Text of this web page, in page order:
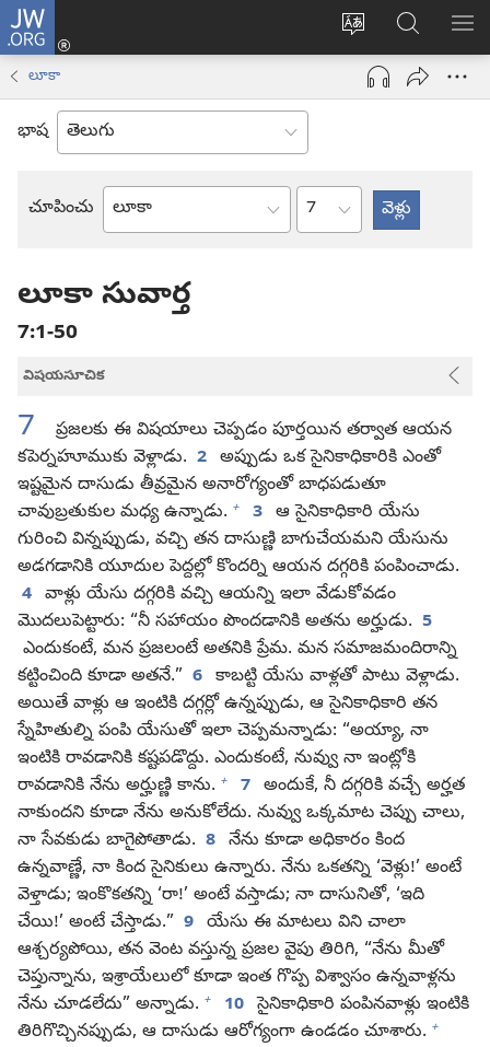
JW.ORG
సైట్
భాష
మార్చండి
లాగిన్
(కొత్త
ఓపెన్‌
JW.ORGలో
వెదకండి
లూకా
భాష
చూపించు
బైబిలు
అధ్యాయం
లూకా సువార్త
7:1-50
విషయసూచిక
7
ప్రజలకు ఈ విషయాలు చెప్పడం పూర్తయిన తర్వాత ఆయన
కపెర్నహూముకు వెళ్లాడు. 2 అప్పుడు ఒక సైనికాధికారికి ఎంతో
ఇష్టమైన దాసుడు తీవ్రమైన అనారోగ్యంతో బాధపడుతూ
చావుబ్రతుకుల మధ్య ఉన్నాడు. + 3 ఆ సైనికాధికారి యేసు
గురించి విన్నప్పుడు, వచ్చి తన దాసుణ్ణి బాగుచేయమని యేసును
అడగడానికి యూదుల పెద్దల్లో కొందర్ని ఆయన దగ్గరికి పంపించాడు.
4 వాళ్లు యేసు దగ్గరికి వచ్చి ఆయన్ని ఇలా వేడుకోవడం
మొదలుపెట్టారు: “నీ సహాయం పొందడానికి అతను అర్హుడు. 5
ఎందుకంటే, మన ప్రజలంటే అతనికి ప్రేమ. మన సమాజమందిరాన్ని
కట్టించింది కూడా అతనే.” 6 కాబట్టి యేసు వాళ్లతో పాటు వెళ్లాడు.
అయితే వాళ్లు ఆ ఇంటికి దగ్గర్లో ఉన్నప్పుడు, ఆ సైనికాధికారి తన
స్నేహితుల్ని పంపి యేసుతో ఇలా చెప్పమన్నాడు: “అయ్యా, నా
ఇంటికి రావడానికి కష్టపడొద్దు. ఎందుకంటే, నువ్వు నా ఇంట్లోకి
రావడానికి నేను అర్హుణ్ణి కాను. + 7 అందుకే, నీ దగ్గరికి వచ్చే అర్హత
నాకుందని కూడా నేను అనుకోలేదు. నువ్వు ఒక్కమాట చెప్పు చాలు,
నా సేవకుడు బాగైపోతాడు. 8 నేను కూడా అధికారం కింద
ఉన్నవాణ్ణే, నా కింద సైనికులు ఉన్నారు. నేను ఒకతన్ని ‘వెళ్లు!’ అంటే
వెళ్తాడు; ఇంకొకతన్ని ‘రా!’ అంటే వస్తాడు; నా దాసునితో, ‘ఇది
చేయి!’ అంటే చేస్తాడు.” 9 యేసు ఈ మాటలు విని చాలా
ఆశ్చర్యపోయి, తన వెంట వస్తున్న ప్రజల వైపు తిరిగి, “నేను మీతో
చెప్తున్నాను, ఇశ్రాయేలులో కూడా ఇంత గొప్ప విశ్వాసం ఉన్నవాళ్లను
నేను చూడలేదు” అన్నాడు. + 10 సైనికాధికారి పంపినవాళ్లు ఇంటికి
తిరిగొచ్చినప్పుడు, ఆ దాసుడు ఆరోగ్యంగా ఉండడం చూశారు. +